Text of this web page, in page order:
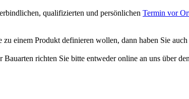
qualifizierten und persönlichen Termin vor
zu einem Produkt definieren wollen, dann haben Sie
richten Sie bitte entweder online an uns über